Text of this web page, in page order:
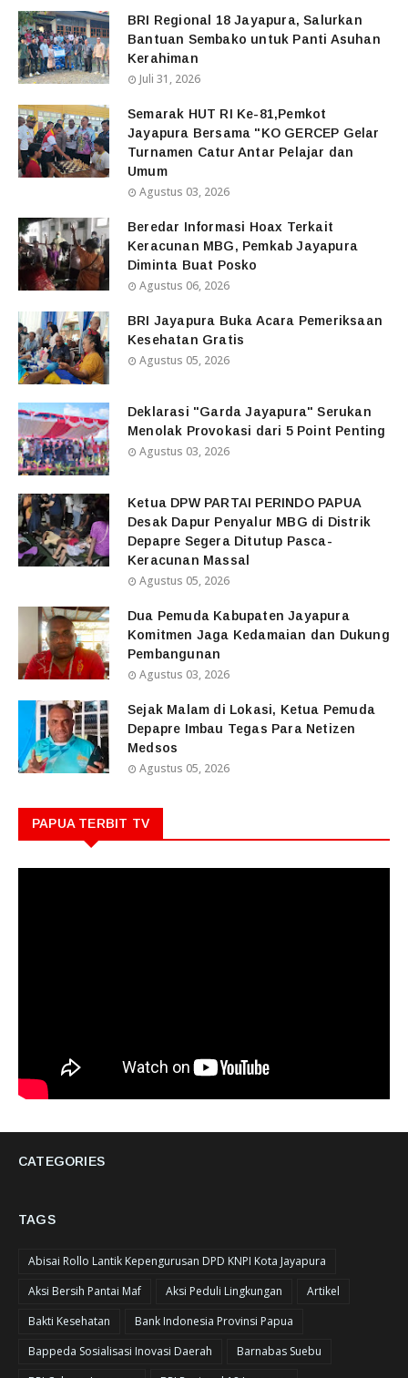
BRI Regional 18 Jayapura, Salurkan
Bantuan Sembako untuk Panti Asuhan
Kerahiman
Juli 31, 2026
Semarak HUT RI Ke-81,Pemkot
Jayapura Bersama "KO GERCEP Gelar
Turnamen Catur Antar Pelajar dan
Umum
Agustus 03, 2026
Beredar Informasi Hoax Terkait
Keracunan MBG, Pemkab Jayapura
Diminta Buat Posko
Agustus 06, 2026
BRI Jayapura Buka Acara Pemeriksaan
Kesehatan Gratis
Agustus 05, 2026
Deklarasi "Garda Jayapura" Serukan
Menolak Provokasi dari 5 Point Penting
Agustus 03, 2026
Ketua DPW PARTAI PERINDO PAPUA
Desak Dapur Penyalur MBG di Distrik
Depapre Segera Ditutup Pasca-
Keracunan Massal
Agustus 05, 2026
Dua Pemuda Kabupaten Jayapura
Komitmen Jaga Kedamaian dan Dukung
Pembangunan
Agustus 03, 2026
Sejak Malam di Lokasi, Ketua Pemuda
Depapre Imbau Tegas Para Netizen
Medsos
Agustus 05, 2026
PAPUA TERBIT TV
CATEGORIES
TAGS
Abisai Rollo Lantik Kepengurusan DPD KNPI Kota Jayapura
Aksi Bersih Pantai Maf
Aksi Peduli Lingkungan
Artikel
Bakti Kesehatan
Bank Indonesia Provinsi Papua
Bappeda Sosialisasi Inovasi Daerah
Barnabas Suebu